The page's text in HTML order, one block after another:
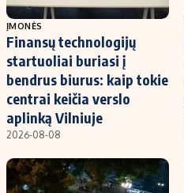
ĮMONĖS
Finansų technologijų
startuoliai buriasi į
bendrus biurus: kaip tokie
centrai keičia verslo
aplinką Vilniuje
2026-08-08